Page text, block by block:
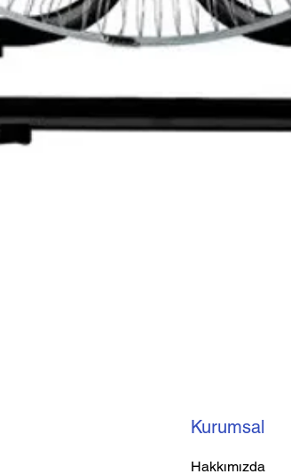
Kurumsal
Hakkımızda